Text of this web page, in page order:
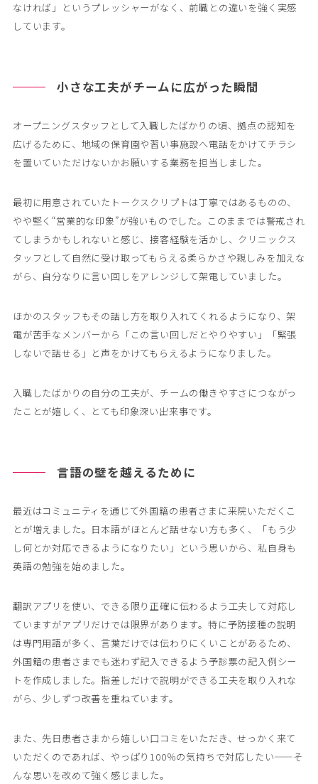
なければ」というプレッシャーがなく、前職との違いを強く実感
しています。
小さな工夫がチームに広がった瞬間
オープニングスタッフとして入職したばかりの頃、拠点の認知を
広げるために、地域の保育園や習い事施設へ電話をかけてチラシ
を置いていただけないかお願いする業務を担当しました。
最初に用意されていたトークスクリプトは丁寧ではあるものの、
やや堅く“営業的な印象”が強いものでした。このままでは警戒され
てしまうかもしれないと感じ、接客経験を活かし、クリニックス
タッフとして自然に受け取ってもらえる柔らかさや親しみを加えな
がら、自分なりに言い回しをアレンジして架電していました。
ほかのスタッフもその話し方を取り入れてくれるようになり、架
電が苦手なメンバーから「この言い回しだとやりやすい」「緊張
しないで話せる」と声をかけてもらえるようになりました。
入職したばかりの自分の工夫が、チームの働きやすさにつながっ
たことが嬉しく、とても印象深い出来事です。
言語の壁を越えるために
最近はコミュニティを通じて外国籍の患者さまに来院いただくこ
とが増えました。日本語がほとんど話せない方も多く、「もう少
し何とか対応できるようになりたい」という思いから、私自身も
英語の勉強を始めました。
翻訳アプリを使い、できる限り正確に伝わるよう工夫して対応し
ていますがアプリだけでは限界があります。特に予防接種の説明
は専門用語が多く、言葉だけでは伝わりにくいことがあるため、
外国籍の患者さまでも迷わず記入できるよう予診票の記入例シー
トを作成しました。指差しだけで説明ができる工夫を取り入れな
がら、少しずつ改善を重ねています。
また、先日患者さまから嬉しい口コミをいただき、せっかく来て
いただくのであれば、やっぱり100％の気持ちで対応したい——そ
んな思いを改めて強く感じました。